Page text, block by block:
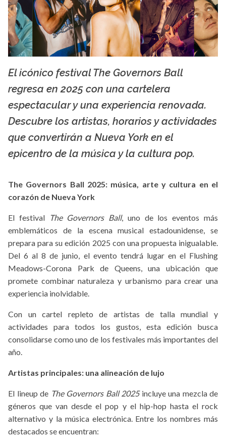
El icónico festival The Governors Ball
regresa en 2025 con una cartelera
espectacular y una experiencia renovada.
Descubre los artistas, horarios y actividades
que convertirán a Nueva York en el
epicentro de la música y la cultura pop.
The Governors Ball 2025: música, arte y cultura en el
corazón de Nueva York
El festival The Governors Ball, uno de los eventos más
emblemáticos de la escena musical estadounidense, se
prepara para su edición 2025 con una propuesta inigualable.
Del 6 al 8 de junio, el evento tendrá lugar en el Flushing
Meadows-Corona Park de Queens, una ubicación que
promete combinar naturaleza y urbanismo para crear una
experiencia inolvidable.
Con un cartel repleto de artistas de talla mundial y
actividades para todos los gustos, esta edición busca
consolidarse como uno de los festivales más importantes del
año.
Artistas principales: una alineación de lujo
El lineup de The Governors Ball 2025incluye una mezcla de
géneros que van desde el pop y el hip-hop hasta el rock
alternativo y la música electrónica. Entre los nombres más
destacados se encuentran: